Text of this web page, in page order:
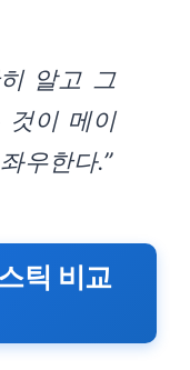
알고 그
것이 메이
우한다.”
틱 비교